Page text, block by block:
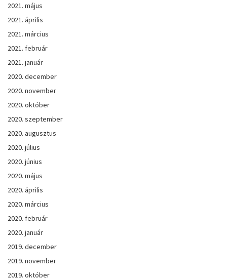
2021. május
2021. április
2021. március
2021. február
2021. január
2020. december
2020. november
2020. október
2020. szeptember
2020. augusztus
2020. július
2020. június
2020. május
2020. április
2020. március
2020. február
2020. január
2019. december
2019. november
2019. október